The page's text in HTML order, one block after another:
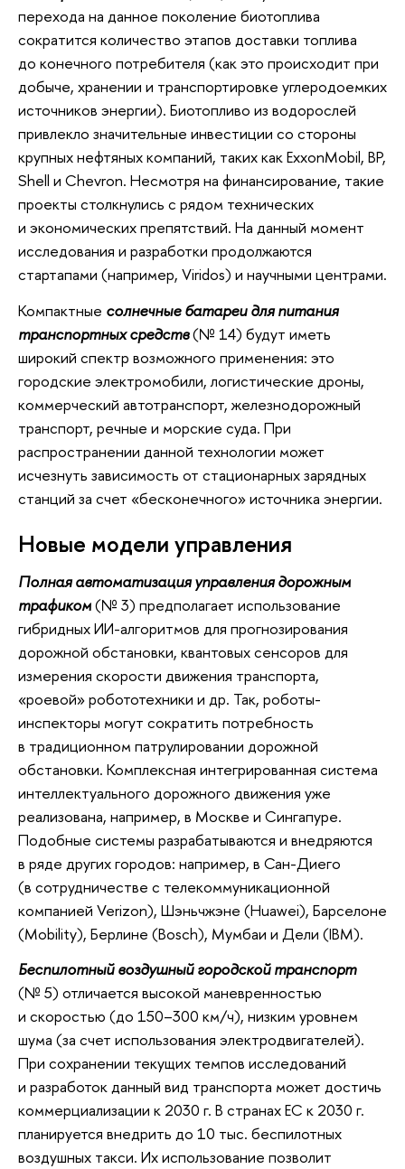
перехода на данное поколение биотоплива
сократится количество этапов доставки топлива
до конечного потребителя (как это происходит при
добыче, хранении и транспортировке углеродоемких
источников энергии). Биотопливо из водорослей
привлекло значительные инвестиции со стороны
крупных нефтяных компаний, таких как ExxonMobil, BP,
Shell и Chevron. Несмотря на финансирование, такие
проекты столкнулись с рядом технических
и экономических препятствий. На данный момент
исследования и разработки продолжаются
стартапами (например, Viridos) и научными центрами.
Компактные солнечные батареи для питания
транспортных средств(№ 14) будут иметь
широкий спектр возможного применения: это
городские электромобили, логистические дроны,
коммерческий автотранспорт, железнодорожный
транспорт, речные и морские суда. При
распространении данной технологии может
исчезнуть зависимость от стационарных зарядных
станций за счет «бесконечного» источника энергии.
Новые модели управления
Полная автоматизация управления дорожным
трафиком(№ 3) предполагает использование
гибридных ИИ-алгоритмов для прогнозирования
дорожной обстановки, квантовых сенсоров для
измерения скорости движения транспорта,
«роевой» робототехники и др. Так, роботы-
инспекторы могут сократить потребность
в традиционном патрулировании дорожной
обстановки. Комплексная интегрированная система
интеллектуального дорожного движения уже
реализована, например, в Москве и Сингапуре.
Подобные системы разрабатываются и внедряются
в ряде других городов: например, в Сан-Диего
(в сотрудничестве с телекоммуникационной
компанией Verizon), Шэньчжэне (Huawei), Барселоне
(Mobility), Берлине (Bosch), Мумбаи и Дели (IBM).
Беспилотный воздушный городской транспорт
(№ 5) отличается высокой маневренностью
и скоростью (до 150–300 км/ч), низким уровнем
шума (за счет использования электродвигателей).
При сохранении текущих темпов исследований
и разработок данный вид транспорта может достичь
коммерциализации к 2030 г. В странах ЕС к 2030 г.
планируется внедрить до 10 тыс. беспилотных
воздушных такси. Их использование позволит